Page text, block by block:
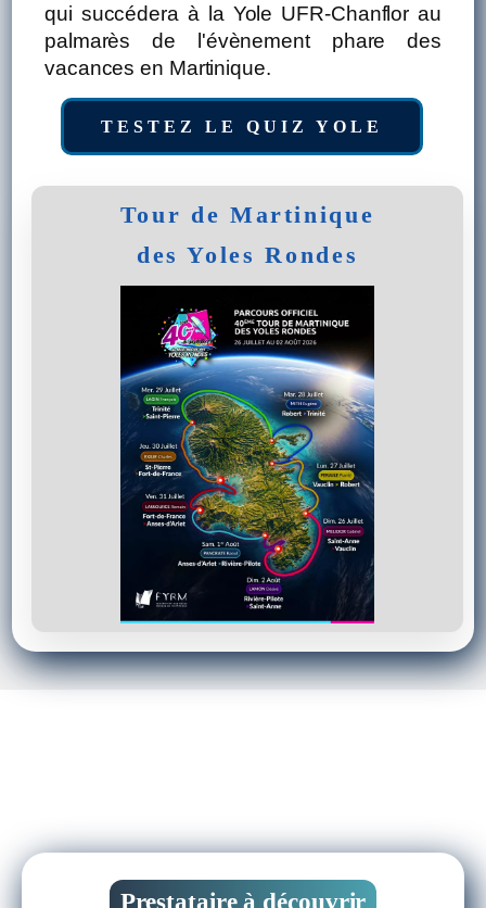
qui succédera à la Yole UFR-Chanflor au
palmarès de l'évènement phare des
vacances en Martinique.
TESTEZ LE QUIZ YOLE
Tour de Martinique
des Yoles Rondes
Prestataire à découvrir